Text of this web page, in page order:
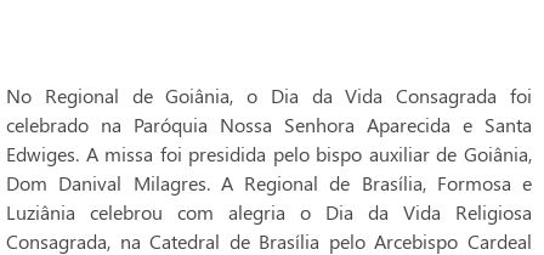
No Regional de Goiânia, o Dia da Vida Consagrada foi
celebrado na Paróquia Nossa Senhora Aparecida e Santa
Edwiges. A missa foi presidida pelo bispo auxiliar de Goiânia,
Dom Danival Milagres. A Regional de Brasília, Formosa e
Luziânia celebrou com alegria o Dia da Vida Religiosa
Consagrada, na Catedral de Brasília pelo Arcebispo Cardeal